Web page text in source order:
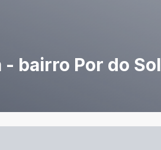
- bairro Por do Sol